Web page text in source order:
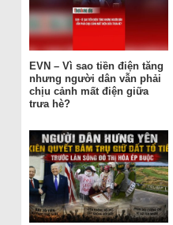
EVN – Vì sao tiền điện tăng
nhưng người dân vẫn phải
chịu cảnh mất điện giữa
trưa hè?